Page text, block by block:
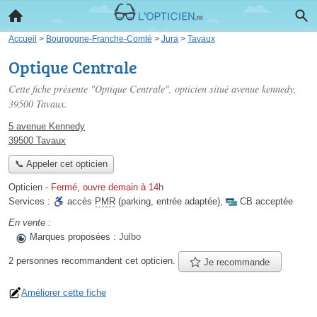
Accueil > Bourgogne-Franche-Comté > Jura > Tavaux
Optique Centrale
Cette fiche présente "Optique Centrale", opticien situé avenue kennedy,
39500 Tavaux.
5 avenue Kennedy
39500 Tavaux
📞 Appeler cet opticien
Opticien - Fermé, ouvre demain à 14h
Services :
accès PMR (parking, entrée adaptée),
CB acceptée
En vente :
Marques proposées : Julbo
2 personnes recommandent cet opticien. Je recommande
Améliorer cette fiche